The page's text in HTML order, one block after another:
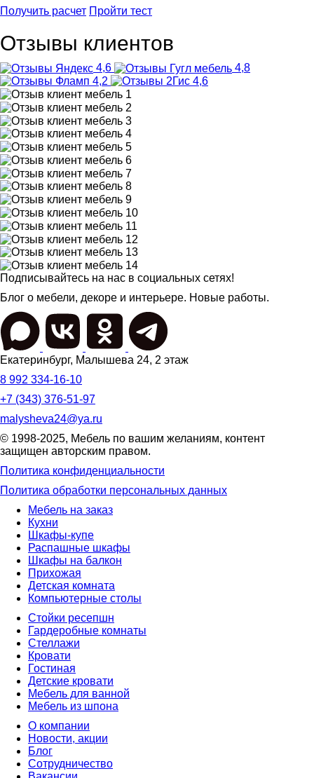
Получить расчет Пройти тест
Отзывы клиентов
4,6
4,8
4,2
4,6
Подписывайтесь на нас в социальных сетях!
Блог о мебели, декоре и интерьере. Новые работы.
Екатеринбург, Малышева 24, 2 этаж
8 992 334-16-10
+7 (343) 376-51-97
malysheva24@ya.ru
© 1998-2025, Мебель по вашим желаниям, контент
защищен авторским правом.
Политика конфиденциальности
Политика обработки персональных данных
Мебель на заказ
Кухни
Шкафы-купе
Распашные шкафы
Шкафы на балкон
Прихожая
Детская комната
Компьютерные столы
Стойки ресепшн
Гардеробные комнаты
Стеллажи
Кровати
Гостиная
Детские кровати
Мебель для ванной
Мебель из шпона
О компании
Новости, акции
Блог
Сотрудничество